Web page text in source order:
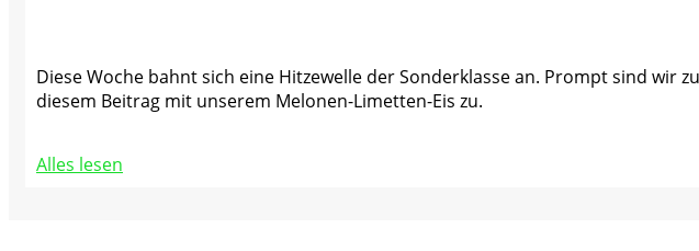
Diese Woche bahnt sich eine Hitzewelle der Sonderklasse an. Prompt sind wir
diesem Beitrag mit unserem Melonen-Limetten-Eis zu.
Alles lesen